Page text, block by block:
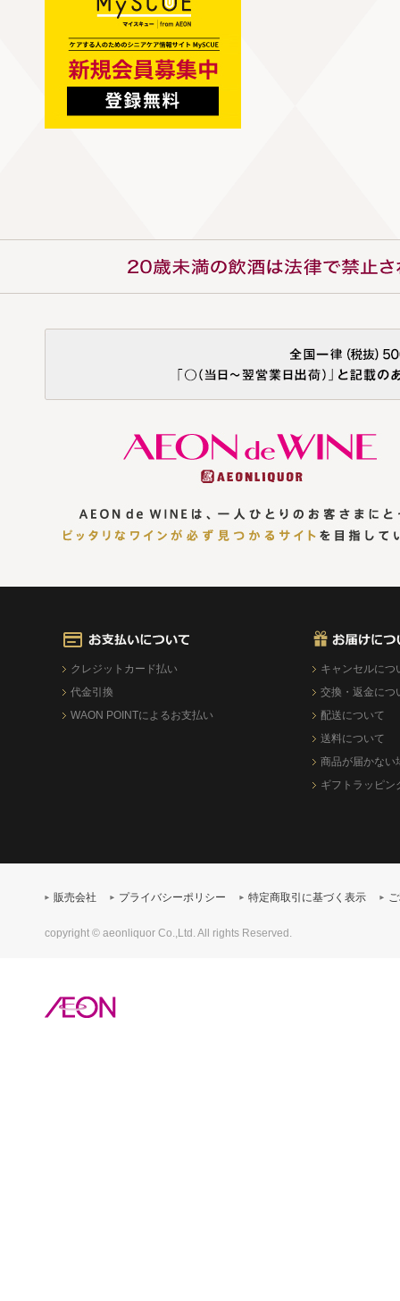
クレジットカード払い
代金引換
WAON POINTによるお支払い
キャンセルにつ
交換・返金につ
配送について
送料について
商品が届かない
ギフトラッピン
販売会社 プライバシーポリシー 特定商取引に基づく表示
copyright © aeonliquor Co.,Ltd. All rights Reserved.